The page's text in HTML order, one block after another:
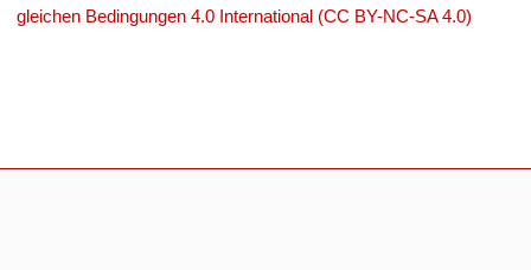
gleichen Bedingungen 4.0 International (CC BY-NC-SA 4.0)